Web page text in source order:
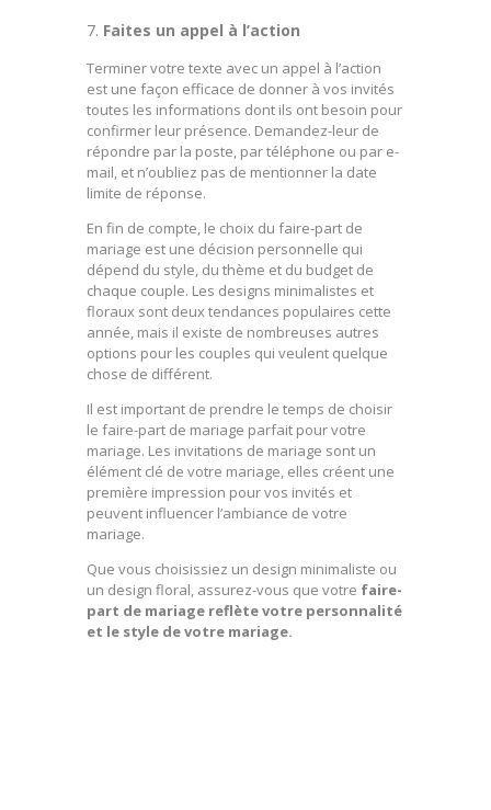
Faites un appel à l’action
Terminer votre texte avec un appel à l’action
est une façon efficace de donner à vos invités
toutes les informations dont ils ont besoin pour
confirmer leur présence. Demandez-leur de
répondre par la poste, par téléphone ou par e-
mail, et n’oubliez pas de mentionner la date
limite de réponse.
En fin de compte, le choix du faire-part de
mariage est une décision personnelle qui
dépend du style, du thème et du budget de
chaque couple. Les designs minimalistes et
floraux sont deux tendances populaires cette
année, mais il existe de nombreuses autres
options pour les couples qui veulent quelque
chose de différent.
Il est important de prendre le temps de choisir
le faire-part de mariage parfait pour votre
mariage. Les invitations de mariage sont un
élément clé de votre mariage, elles créent une
première impression pour vos invités et
peuvent influencer l’ambiance de votre
mariage.
Que vous choisissiez un design minimaliste ou
un design floral, assurez-vous que votre faire-
part de mariage reflète votre personnalité
et le style de votre mariage.